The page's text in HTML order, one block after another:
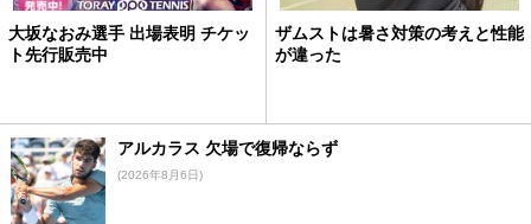
大坂なおみ選手 出場表明 チケッ
ト先行販売中
ザムストは暑さ対策の考えと性能
が違った
アルカラス 欠場で復帰ならず
(2026年8月6日)